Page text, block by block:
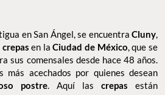
FOTO: INSTAGRAM @CREPA_COYOACAN
6 de los mejores churros de la CDMX